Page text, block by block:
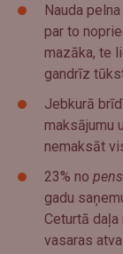
Nauda
par to
mazāka, te
gandrīz
Jebkurā
maksājumu
nemaksāt
23% no
gadu
Ceturtā daļa
vasaras